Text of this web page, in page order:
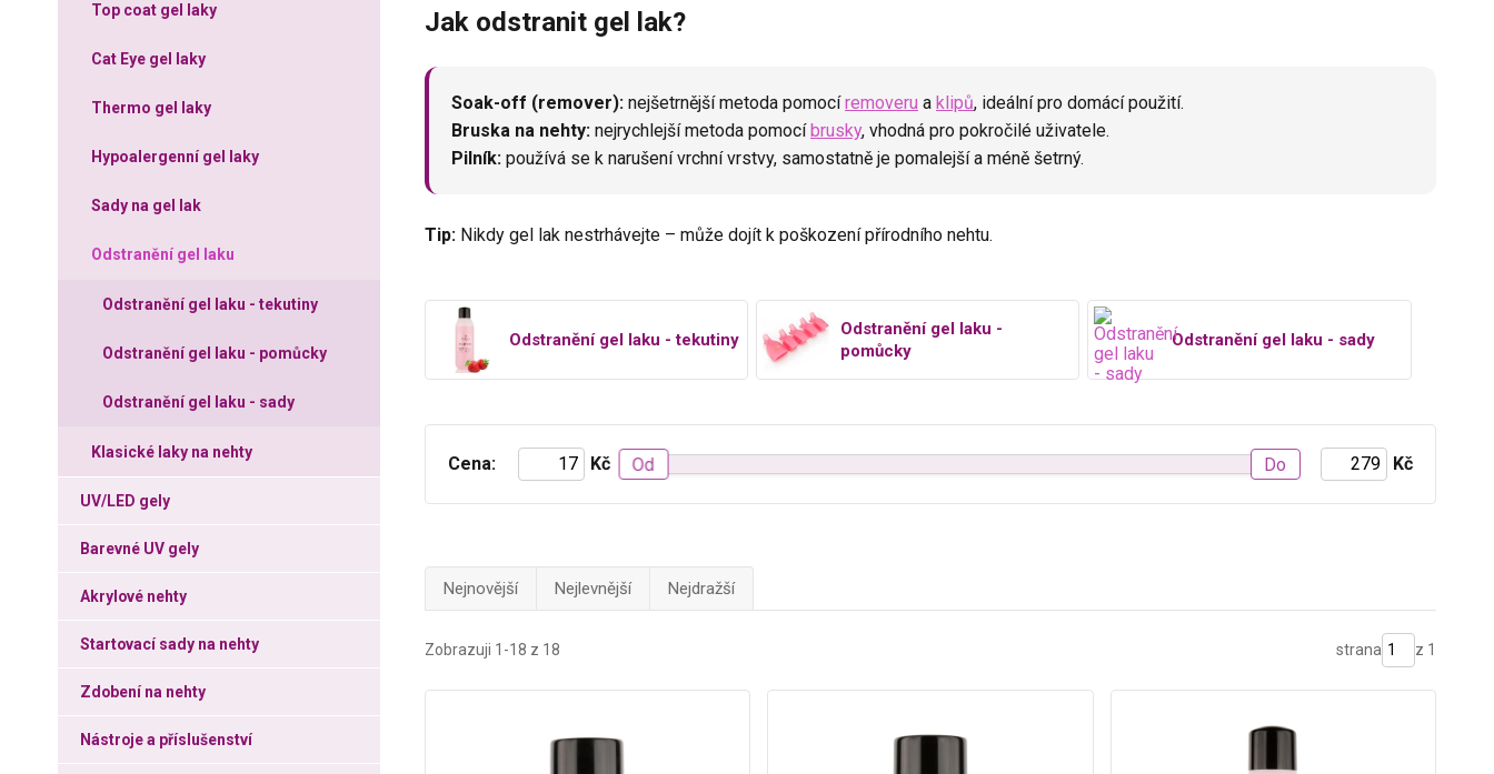
Top coat gel laky
Cat Eye gel laky
Thermo gel laky
Hypoalergenní gel laky
Sady na gel lak
Odstranění gel laku
Odstranění gel laku - tekutiny
Odstranění gel laku - pomůcky
Odstranění gel laku - sady
Klasické laky na nehty
UV/LED gely
Barevné UV gely
Akrylové nehty
Startovací sady na nehty
Zdobení na nehty
Nástroje a příslušenství
Jak odstranit gel lak?
Soak-off (remover):nejšetrnější metoda pomocíremoveru a klipů, ideální pro domácí použití.
Bruska na nehty:nejrychlejší metoda pomocíbrusky, vhodná pro pokročilé uživatele.
Pilník:používá se k narušení vrchní vrstvy, samostatně je pomalejší a méně šetrný.
Tip:Nikdy gel lak nestrhávejte – může dojít k poškození přírodního nehtu.
Odstranění gel laku - tekutiny
Odstranění gel laku -
pomůcky
Odstranění gel laku - sady
Cena: Kč Od Do Kč
Nejnovější Nejlevnější Nejdražší
Zobrazuji 1-18 z 18 strana z 1